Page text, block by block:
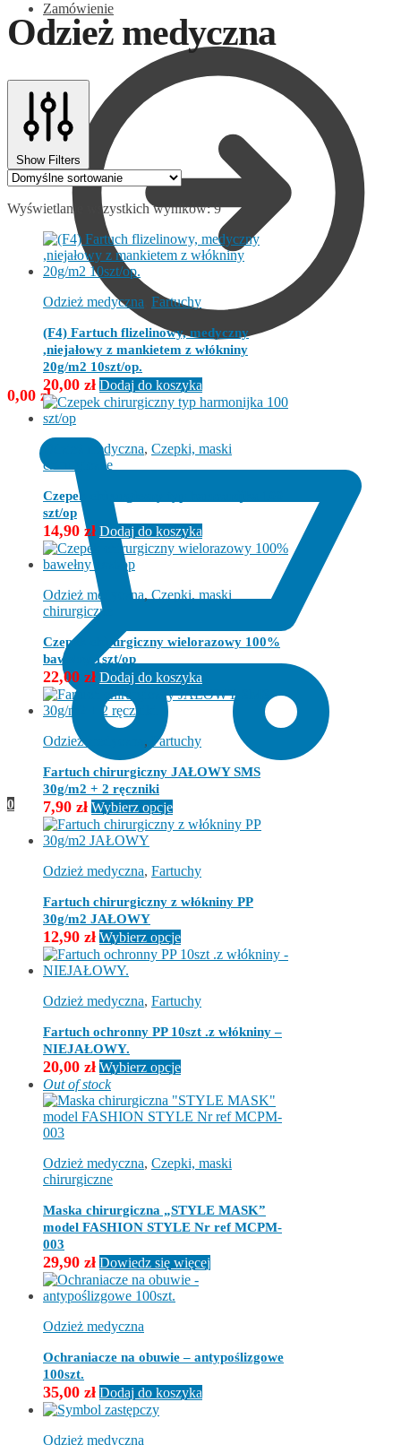
Zamówienie
0,00 zł
0
Odzież medyczna
Show Filters
Wyświetlanie wszystkich wyników: 9
Odzież medyczna Fartuchy
(F4) Fartuch flizelinowy, medyczny
,niejałowy z mankietem z włókniny
20g/m2 10szt/op.
20,00 zł Dodaj do koszyka
Odzież medyczna, Czepki, maski
chirurgiczne
Czepek chirurgiczny typ harmonijka 100
szt/op
14,90 zł Dodaj do koszyka
Odzież medyczna, Czepki, maski
chirurgiczne
Czepek chirurgiczny wielorazowy 100%
bawełny 1szt/op
22,00 zł Dodaj do koszyka
Odzież medyczna , Fartuchy
Fartuch chirurgiczny JAŁOWY SMS
30g/m2 + 2 ręczniki
7,90 zł Wybierz opcjeTen
produkt
wariantów.
można
na
stronie
produktu
Odzież medyczna, Fartuchy
Fartuch chirurgiczny z włókniny PP
30g/m2 JAŁOWY
12,90 zł Wybierz opcjeTen
produkt
wariantów.
można
na
stronie
produktu
Odzież medyczna, Fartuchy
Fartuch ochronny PP 10szt .z włókniny –
NIEJAŁOWY.
20,00 zł Wybierz opcjeTen
ma
wiele
można
stronie
produktu
Out of stock
Odzież medyczna, Czepki, maski
chirurgiczne
Maska chirurgiczna „STYLE MASK”
model FASHION STYLE Nr ref MCPM-
003
29,90 zł Dowiedz się więcej
Odzież medyczna
Ochraniacze na obuwie – antypoślizgowe
100szt.
35,00 zł Dodaj do koszyka
Odzież medyczna